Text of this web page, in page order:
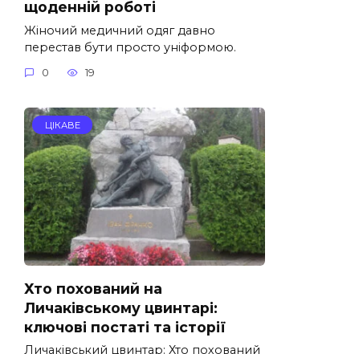
щоденній роботі
Жіночий медичний одяг давно
перестав бути просто уніформою.
0 19
ЦІКАВЕ
Хто похований на
Личаківському цвинтарі:
ключові постаті та історії
Личаківський цвинтар: Хто похований